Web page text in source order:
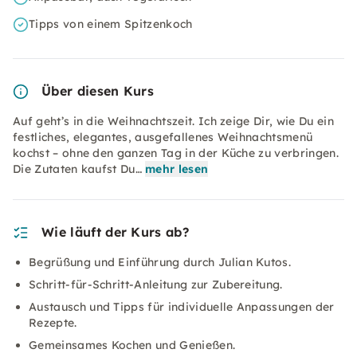
Tipps von einem Spitzenkoch
Über diesen Kurs
Auf geht’s in die Weihnachtszeit. Ich zeige Dir, wie Du ein
festliches, elegantes, ausgefallenes Weihnachtsmenü
kochst – ohne den ganzen Tag in der Küche zu verbringen.
Die Zutaten kaufst Du… mehr lesen
Wie läuft der Kurs ab?
Begrüßung und Einführung durch Julian Kutos.
Schritt-für-Schritt-Anleitung zur Zubereitung.
Austausch und Tipps für individuelle Anpassungen der
Rezepte.
Gemeinsames Kochen und Genießen.